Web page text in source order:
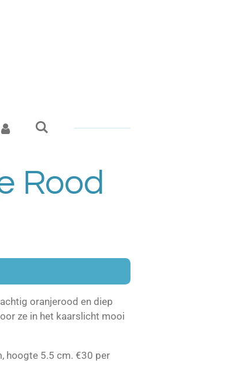
Rood
oranjerood en diep
ze in het kaarslicht mooi
hoogte 5.5 cm. €30 per